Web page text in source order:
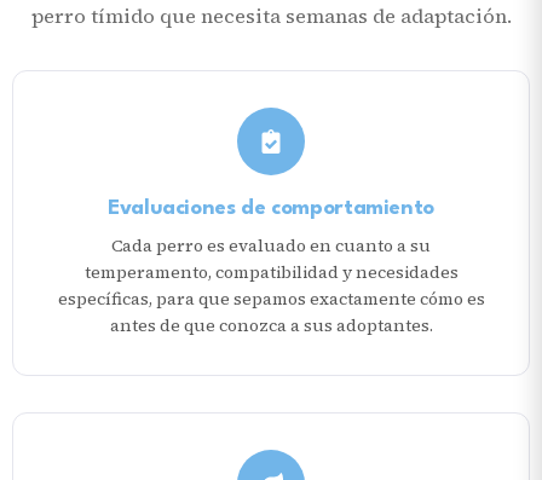
perro tímido que necesita semanas de adaptación.
Evaluaciones de comportamiento
Cada perro es evaluado en cuanto a su
temperamento, compatibilidad y necesidades
específicas, para que sepamos exactamente cómo es
antes de que conozca a sus adoptantes.